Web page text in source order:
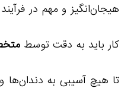
هیجان‌انگیز و مهم در
کار باید به دقت توسط
تا هیچ آسیبی به دندان‌ها